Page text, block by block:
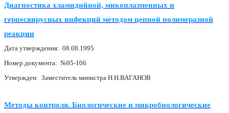
Диагностика хламидийной, микоплазменных и
герпесвирусных инфекций методом цепной полимеразной
реакции
Дата утверждения: 08.08.1995
Номер документа: №95-106
Утвержден: Заместитель министра Н.Н.ВАГАНОВ
Методы контроля. Биологические и микробиологические